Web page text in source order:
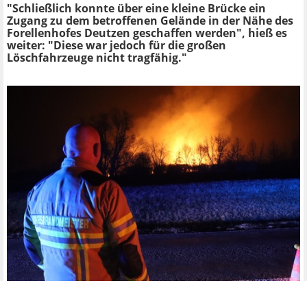
"Schließlich konnte über eine kleine Brücke ein
Zugang zu dem betroffenen Gelände in der Nähe des
Forellenhofes Deutzen geschaffen werden", hieß es
weiter: "Diese war jedoch für die großen
Löschfahrzeuge nicht tragfähig."